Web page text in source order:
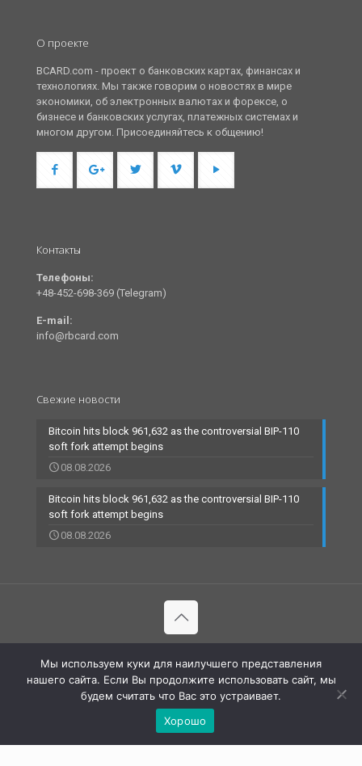
О проекте
BCARD.com - проект о банковских картах, финансах и
технологиях. Мы также говорим о новостях в мире
экономики, об электронных валютах и форексе, о
бизнесе и банковских услугах, платежных системах и
многом другом. Присоединяйтесь к общению!
Контакты
Телефоны:
+48-452-698-369 (Telegram)
E-mail:
info@rbcard.com
Свежие новости
Bitcoin hits block 961,632 as the controversial BIP-110
soft fork attempt begins
08.08.2026
Bitcoin hits block 961,632 as the controversial BIP-110
soft fork attempt begins
08.08.2026
технологии | All Rights Reserved |
Мы используем куки для наилучшего представления
нашего сайта. Если Вы продолжите использовать сайт, мы
будем считать что Вас это устраивает.
Хорошо